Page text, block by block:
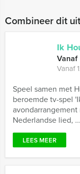
Combineer dit
Ik
Vanaf
Vanaf
Speel samen met
beroemde tv-spel
Nederlandse lied, ...
LEES MEER